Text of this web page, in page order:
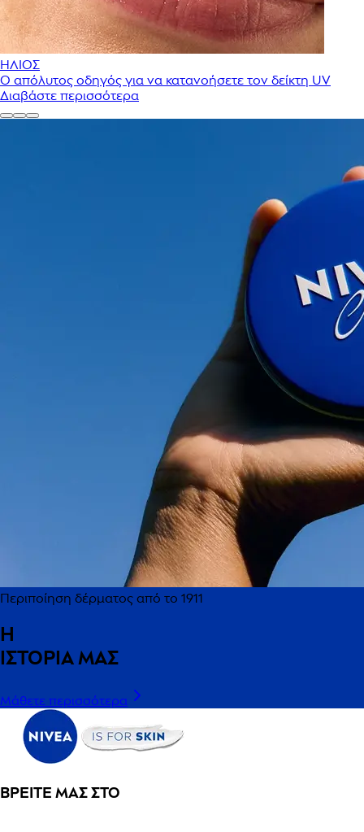
ΗΛΙΟΣ
Ο απόλυτος οδηγός για να κατανοήσετε τον δείκτη UV
Διαβάστε περισσότερα
Περιποίηση δέρματος από το 1911
Η
ΙΣΤΟΡΙΑ ΜΑΣ
Μάθετε περισσότερα
ΒΡΕΊΤΕ ΜΑΣ ΣΤΟ